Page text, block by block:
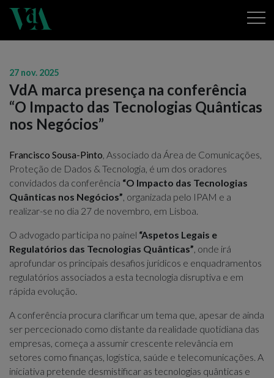
27 nov. 2025
VdA marca presença na conferência
“O Impacto das Tecnologias Quânticas
nos Negócios”
Francisco Sousa-Pinto , Associado da Área de Comunicações,
Proteção de Dados & Tecnologia, é um dos oradores
convidados da conferência “O Impacto das Tecnologias
Quânticas nos Negócios” , organizada pelo IPAM e a
realizar-se no dia 27 de novembro, em Lisboa.
O advogado participa no painel “Aspetos Legais e
Regulatórios das Tecnologias Quânticas” , onde irá
aprofundar os principais desafios jurídicos e enquadramentos
regulatórios associados a esta tecnologia disruptiva e em
rápida evolução.
A conferência procura clarificar um tema que, apesar de ainda
ser percecionado como distante da realidade quotidiana das
empresas, começa a assumir crescente relevância em
setores como finanças, logística, saúde e telecomunicações. A
iniciativa pretende desmistificar as tecnologias quânticas e